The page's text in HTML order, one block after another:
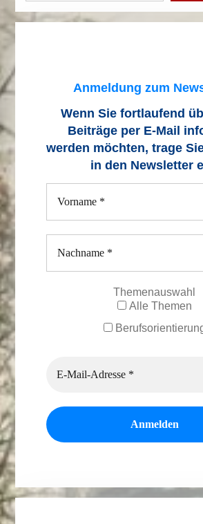
Anmeldung zum
Wenn Sie fortlaufend
Beiträge per E-Mail
werden möchten, trage
in den Newsletter
Themenauswahl
Alle Themen